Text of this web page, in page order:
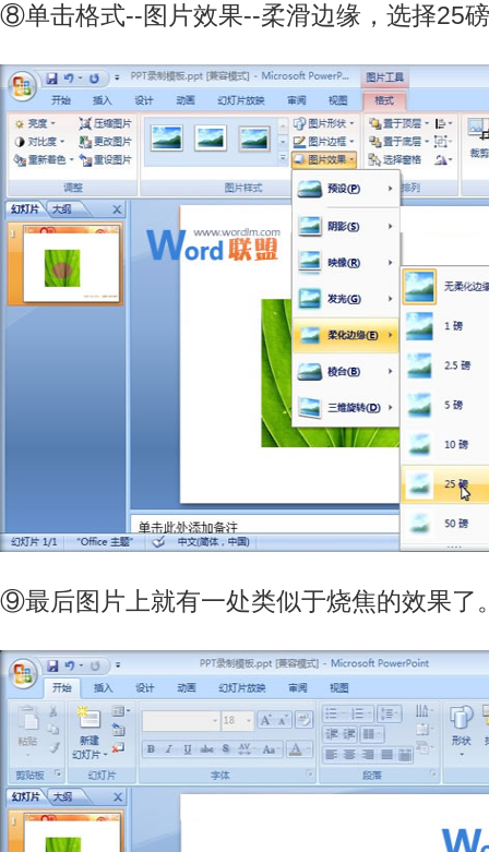
⑧单击格式--图片效果--柔滑边缘，选择25
⑨最后图片上就有一处类似于烧焦的效果了